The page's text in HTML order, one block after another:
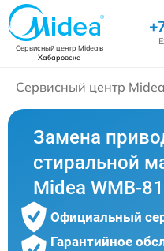
Сервисный центр Mideaв
Хабаровске
Сервисный центр Midea
Замена
стиральной
Midea WMB-
Официальный
Гарантийное